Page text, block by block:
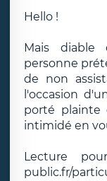
Hello !
Mais diable
personne
de non
l'occasion
porté plainte
intimidé en
Lecture
public.fr/